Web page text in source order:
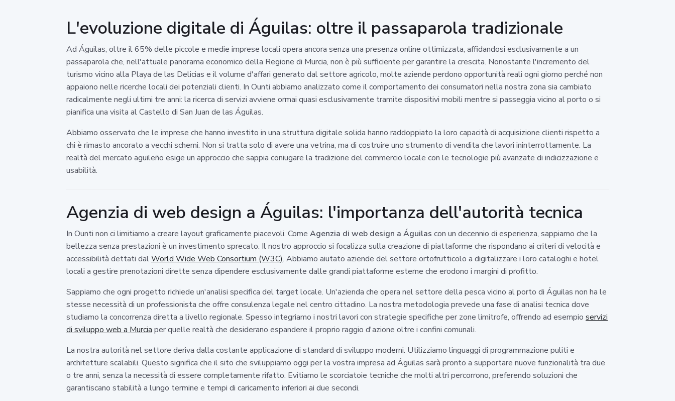
L'evoluzione digitale di Águilas: oltre il passaparola tradizionale
Ad Águilas, oltre il 65% delle piccole e medie imprese locali opera ancora senza una presenza online ottimizzata, affidandosi esclusivamente a un
passaparola che, nell'attuale panorama economico della Regione di Murcia, non è più sufficiente per garantire la crescita. Nonostante l'incremento del
turismo vicino alla Playa de las Delicias e il volume d'affari generato dal settore agricolo, molte aziende perdono opportunità reali ogni giorno perché non
appaiono nelle ricerche locali dei potenziali clienti. In Ounti abbiamo analizzato come il comportamento dei consumatori nella nostra zona sia cambiato
radicalmente negli ultimi tre anni: la ricerca di servizi avviene ormai quasi esclusivamente tramite dispositivi mobili mentre si passeggia vicino al porto o si
pianifica una visita al Castello di San Juan de las Águilas.
Abbiamo osservato che le imprese che hanno investito in una struttura digitale solida hanno raddoppiato la loro capacità di acquisizione clienti rispetto a
chi è rimasto ancorato a vecchi schemi. Non si tratta solo di avere una vetrina, ma di costruire uno strumento di vendita che lavori ininterrottamente. La
realtà del mercato aguileño esige un approccio che sappia coniugare la tradizione del commercio locale con le tecnologie più avanzate di indicizzazione e
usabilità.
Agenzia di web design a Águilas: l'importanza dell'autorità tecnica
In Ounti non ci limitiamo a creare layout graficamente piacevoli. Come Agenzia di web design a Águilas con un decennio di esperienza, sappiamo che la
bellezza senza prestazioni è un investimento sprecato. Il nostro approccio si focalizza sulla creazione di piattaforme che rispondano ai criteri di velocità e
accessibilità dettati dalWorld Wide Web Consortium (W3C). Abbiamo aiutato aziende del settore ortofrutticolo a digitalizzare i loro cataloghi e hotel
locali a gestire prenotazioni dirette senza dipendere esclusivamente dalle grandi piattaforme esterne che erodono i margini di profitto.
Sappiamo che ogni progetto richiede un'analisi specifica del target locale. Un'azienda che opera nel settore della pesca vicino al porto di Águilas non ha le
stesse necessità di un professionista che offre consulenza legale nel centro cittadino. La nostra metodologia prevede una fase di analisi tecnica dove
studiamo la concorrenza diretta a livello regionale. Spesso integriamo i nostri lavori con strategie specifiche per zone limitrofe, offrendo ad esempio servizi
di sviluppo web a Murcia per quelle realtà che desiderano espandere il proprio raggio d'azione oltre i confini comunali.
La nostra autorità nel settore deriva dalla costante applicazione di standard di sviluppo moderni. Utilizziamo linguaggi di programmazione puliti e
architetture scalabili. Questo significa che il sito che sviluppiamo oggi per la vostra impresa ad Águilas sarà pronto a supportare nuove funzionalità tra due
o tre anni, senza la necessità di essere completamente rifatto. Evitiamo le scorciatoie tecniche che molti altri percorrono, preferendo soluzioni che
garantiscano stabilità a lungo termine e tempi di caricamento inferiori ai due secondi.